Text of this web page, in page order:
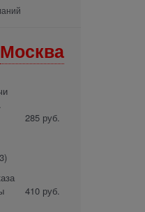
Москва
285 руб.
410 руб.